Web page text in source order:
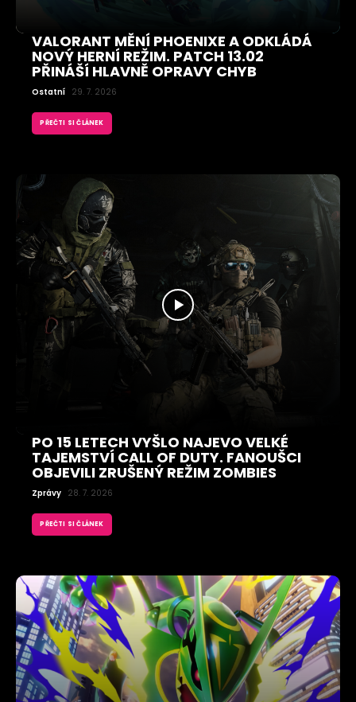
VALORANT MĚNÍ PHOENIXE A ODKLÁDÁ
NOVÝ HERNÍ REŽIM. PATCH 13.02
PŘINÁŠÍ HLAVNĚ OPRAVY CHYB
Ostatní 29. 7. 2026
PŘEČTI SI ČLÁNEK
PO 15 LETECH VYŠLO NAJEVO VELKÉ
TAJEMSTVÍ CALL OF DUTY. FANOUŠCI
OBJEVILI ZRUŠENÝ REŽIM ZOMBIES
Zprávy 28. 7. 2026
PŘEČTI SI ČLÁNEK